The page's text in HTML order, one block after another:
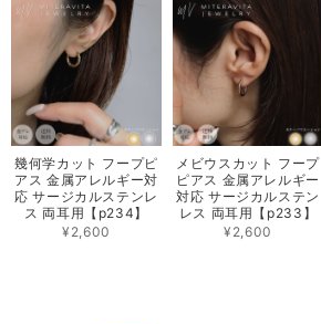
幾何学カット フープピ
アス 金属アレルギー対
応 サージカルステンレ
ス 両耳用【p234】
¥2,600
メビウスカット フープ
ピアス 金属アレルギー
対応 サージカルステン
レス 両耳用【p233】
¥2,600